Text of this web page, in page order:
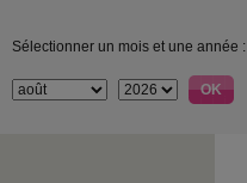
Sélectionner un mois et une année :